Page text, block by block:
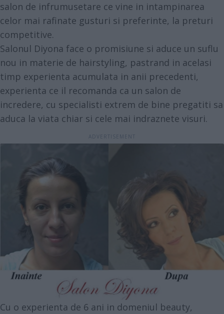
salon de infrumusetare ce vine in intampinarea
celor mai rafinate gusturi si preferinte, la preturi
competitive.
Salonul Diyona face o promisiune si aduce un suflu
nou in materie de hairstyling, pastrand in acelasi
timp experienta acumulata in anii precedenti,
experienta ce il recomanda ca un salon de
incredere, cu specialisti extrem de bine pregatiti sa
aduca la viata chiar si cele mai indraznete visuri.
Cu o experienta de 6 ani in domeniul beauty,